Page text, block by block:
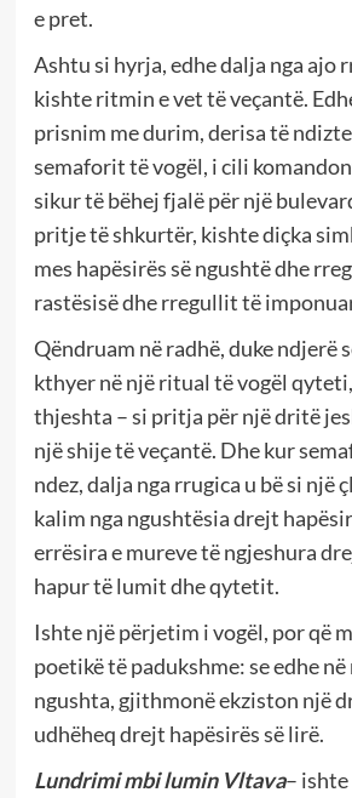
e pret.
Ashtu si hyrja, edhe dalja nga ajo
kishte ritmin e vet të veçantë.
prisnim me durim, derisa të
semaforit të vogël, i cili
sikur të bëhej fjalë për një
pritje të shkurtër, kishte diçka
mes hapësirës së ngushtë dhe
rastësisë dhe rregullit të
Qëndruam në radhë, duke ndjerë
kthyer në një ritual të vogël
thjeshta – si pritja për një dritë
një shije të veçantë. Dhe kur
ndez, dalja nga rrugica u bë si një
kalim nga ngushtësia drejt
errësira e mureve të ngjeshura
hapur të lumit dhe qytetit.
Ishte një përjetim i vogël, por që
poetikë të padukshme: se edhe
ngushta, gjithmonë ekziston një
udhëheq drejt hapësirës së lirë.
Lundrimi mbi lumin Vltava– ishte